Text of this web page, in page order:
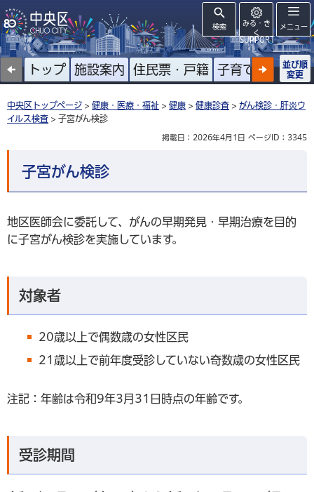
検索
みる・き
く
SUPPORT
メニュー
トップ 施設案内 住民票・戸籍 子育て 高齢者
並び順
変更
中央区トップページ > 健康・医療・福祉 > 健康 > 健康診査 > がん検診・肝炎ウ
イルス検査 > 子宮がん検診
掲載日：2026年4月1日 ページID：3345
子宮がん検診
地区医師会に委託して、がんの早期発見・早期治療を目的
に子宮がん検診を実施しています。
対象者
20歳以上で偶数歳の女性区民
21歳以上で前年度受診していない奇数歳の女性区民
注記：年齢は令和9年3月31日時点の年齢です。
受診期間